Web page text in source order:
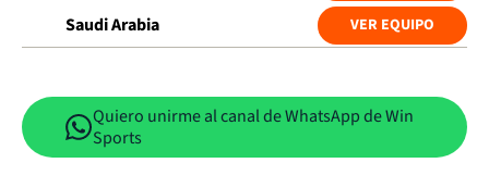
Saudi Arabia VER EQUIPO
Quiero unirme al canal de WhatsApp de Win
Sports